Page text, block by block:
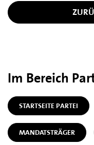
Im Bereich
STARTSEITE PARTEI
MANDATSTRÄGER